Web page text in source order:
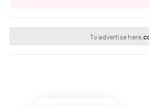
To advertise here,